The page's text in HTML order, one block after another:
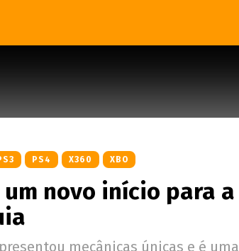
PS4 X360 XBO
novo início para a
mecânicas únicas e é uma